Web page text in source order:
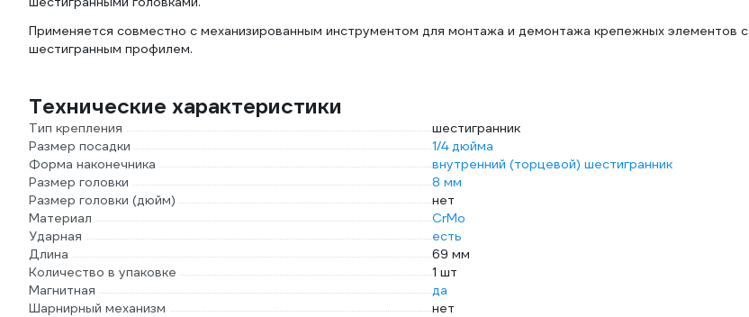
Применяется совместно с механизированным инструментом для монтажа и демонтажа крепежных элементов с
шестигранным профилем.
Технические характеристики
Тип крепления
шестигранник
Размер посадки
1/4 дюйма
Форма наконечника
внутренний (торцевой) шестигранник
Размер головки
8 мм
Размер головки (дюйм)
нет
Материал
CrMo
Ударная
есть
Длина
69 мм
Количество в упаковке
1 шт
Магнитная
да
Шарнирный механизм
нет